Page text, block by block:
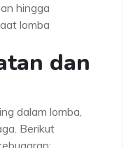
hingga
lomba
dan
dalam lomba,
Berikut